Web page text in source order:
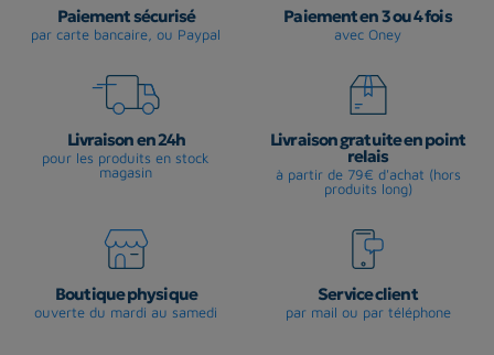
Paiement sécurisé
par carte bancaire, ou Paypal
Paiement en 3 ou 4 fois
avec Oney
Livraison en 24h
pour les produits en stock
magasin
Livraison gratuite en point
relais
à partir de 79€ d'achat (hors
produits long)
Boutique physique
ouverte du mardi au samedi
Service client
par mail ou par téléphone